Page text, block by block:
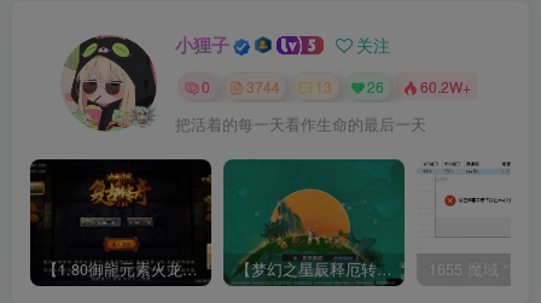
小狸子 关注
0 3744 13 26 60.2W+
把活着的每一天看作生命的最后一天
【1.80御龍元素火龙[摸摸登陆器]】战神引擎WIN服务端+GM工具+充值后台+双端+架设教程 【梦幻之星辰释厄转尊享挂机版】MT3换皮梦幻西游Linux服务端+GM后台+双端+源码+架设教程